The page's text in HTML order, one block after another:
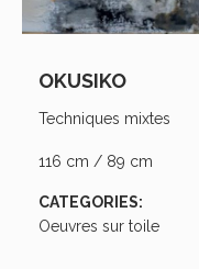
OKUSIKO
Techniques mixtes
116 cm / 89 cm
CATEGORIES:
Oeuvres sur toile